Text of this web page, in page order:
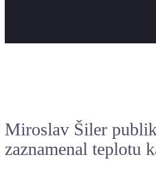
Miroslav Šiler
zaznamenal teplotu